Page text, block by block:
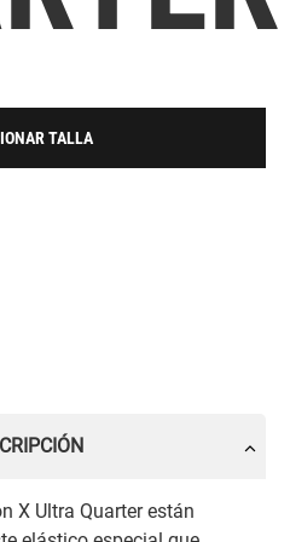
TALLA
X Ultra Quarter están